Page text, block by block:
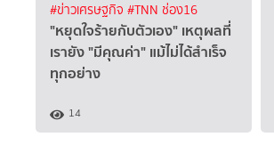
#ข่าวเศรษฐกิจ #TNN ช่อง16
"หยุดใจร้ายกับตัวเอง" เหตุผลที่
เรายัง "มีคุณค่า" แม้ไม่ได้สำเร็จ
ทุกอย่าง
14